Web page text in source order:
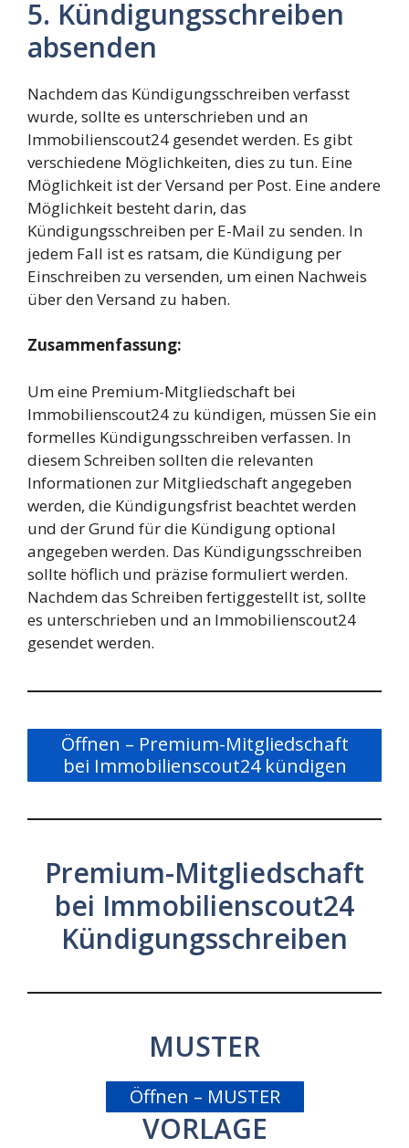
5. Kündigungsschreiben
absenden
Nachdem das Kündigungsschreiben verfasst
wurde, sollte es unterschrieben und an
Immobilienscout24 gesendet werden. Es gibt
verschiedene Möglichkeiten, dies zu tun. Eine
Möglichkeit ist der Versand per Post. Eine andere
Möglichkeit besteht darin, das
Kündigungsschreiben per E-Mail zu senden. In
jedem Fall ist es ratsam, die Kündigung per
Einschreiben zu versenden, um einen Nachweis
über den Versand zu haben.
Zusammenfassung:
Um eine Premium-Mitgliedschaft bei
Immobilienscout24 zu kündigen, müssen Sie ein
formelles Kündigungsschreiben verfassen. In
diesem Schreiben sollten die relevanten
Informationen zur Mitgliedschaft angegeben
werden, die Kündigungsfrist beachtet werden
und der Grund für die Kündigung optional
angegeben werden. Das Kündigungsschreiben
sollte höflich und präzise formuliert werden.
Nachdem das Schreiben fertiggestellt ist, sollte
es unterschrieben und an Immobilienscout24
gesendet werden.
Öffnen – Premium-Mitgliedschaft
bei Immobilienscout24 kündigen
Premium-Mitgliedschaft
bei Immobilienscout24
Kündigungsschreiben
MUSTER
Öffnen – MUSTER
VORLAGE